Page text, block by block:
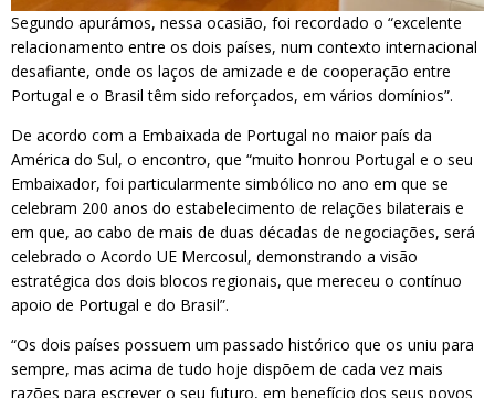
Segundo apurámos, nessa ocasião, foi recordado o “excelente
relacionamento entre os dois países, num contexto internacional
desafiante, onde os laços de amizade e de cooperação entre
Portugal e o Brasil têm sido reforçados, em vários domínios”.
De acordo com a Embaixada de Portugal no maior país da
América do Sul, o encontro, que “muito honrou Portugal e o seu
Embaixador, foi particularmente simbólico no ano em que se
celebram 200 anos do estabelecimento de relações bilaterais e
em que, ao cabo de mais de duas décadas de negociações, será
celebrado o Acordo UE Mercosul, demonstrando a visão
estratégica dos dois blocos regionais, que mereceu o contínuo
apoio de Portugal e do Brasil”.
“Os dois países possuem um passado histórico que os uniu para
sempre, mas acima de tudo hoje dispõem de cada vez mais
razões para escrever o seu futuro, em benefício dos seus povos